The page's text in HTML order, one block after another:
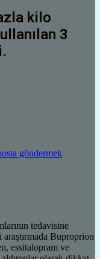
kilo
3
göndermek
tedavisine
araştırmada Buproprion
essitalopram ve